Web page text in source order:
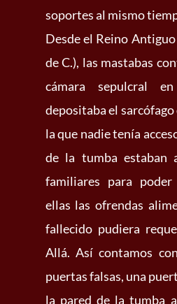
soportes al mismo
Desde el Reino
de C.), las mastabas
cámara sepulcral
depositaba el
la que nadie tenía
de la tumba estaban
familiares para
ellas las ofrendas
fallecido pudiera
Allá. Así contamos
puertas falsas, una
la pared de la tumba